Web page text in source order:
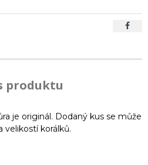
produktu
je originál. Dodaný kus se může
velikostí korálků.